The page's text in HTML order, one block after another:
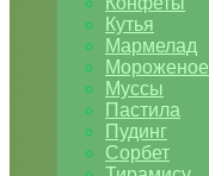
Кутья
Мармелад
Мороженое
Муссы
Пастила
Пудинг
Сорбет